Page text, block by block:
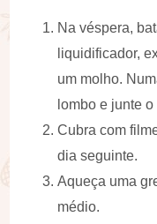
Na véspera,
liquidificador,
um molho.
lombo e junte
Cubra com
dia seguinte.
Aqueça uma
médio.